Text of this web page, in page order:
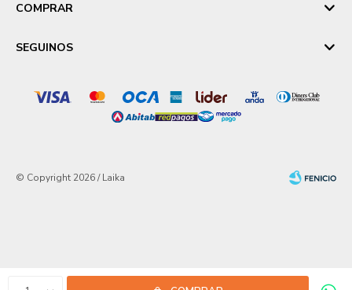
COMPRAR
SEGUINOS
© Copyright 2026 / Laika